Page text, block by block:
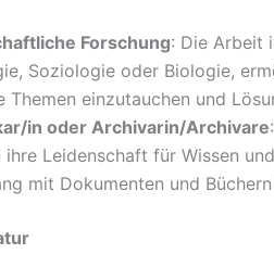
Forschung: Die Arbeit
Soziologie oder Biologie,
Themen einzutauchen und
in oder Archivarin/Archivare
ihre Leidenschaft für Wissen
mit Dokumenten und